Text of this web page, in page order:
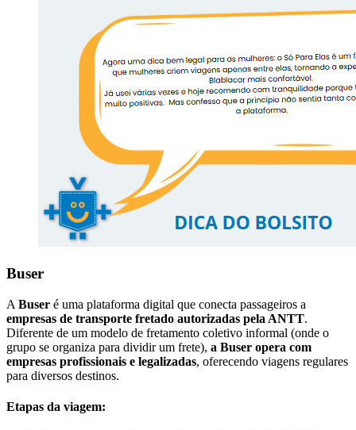
Buser
A Buser é uma plataforma digital que conecta passageiros a
empresas de transporte fretado autorizadas pela ANTT.
Diferente de um modelo de fretamento coletivo informal (onde o
grupo se organiza para dividir um frete), a Buser opera com
empresas profissionais e legalizadas, oferecendo viagens regulares
para diversos destinos.
Etapas da viagem: